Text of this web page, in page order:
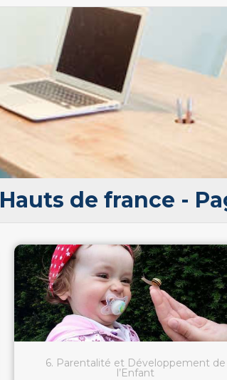
Hauts de france -
6. Parentalité et Développement de
l’Enfant